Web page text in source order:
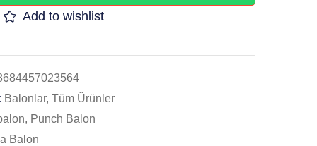
Add to wishlist
Balonlar, Tüm Ürünler
, Punch Balon
Balon